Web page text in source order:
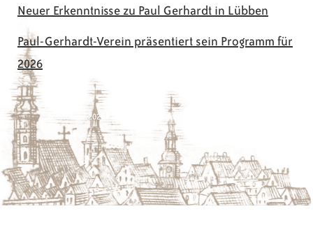
Neuer Erkenntnisse zu Paul Gerhardt in Lübben
Paul-Gerhardt-Verein präsentiert sein Programm für
2026
© 2026 Paul-Gerhardt-Verein Lübben e.V.